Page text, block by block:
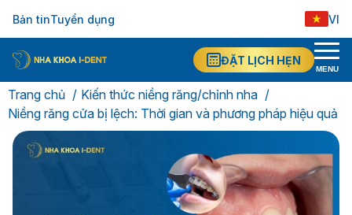
Bản tinTuyển dụng VI
ĐẶT LỊCH HẸN
MENU
Trang chủ
Kiến thức niềng răng/chỉnh nha
Niềng răng cửa bị lệch: Thời gian và phương pháp hiệu quả